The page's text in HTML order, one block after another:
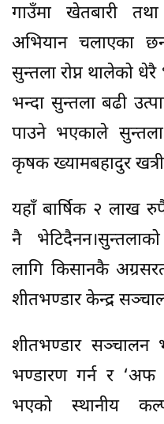
गाउँमा खेतबारी
अभियान चलाएका
सुन्तला रोप्न थालेको
भन्दा सुन्तला बढी
पाउने भएकाले
कृषक ख्यामबहादुर
यहाँ बार्षिक २ लाख
नै
लागि किसानकै
शीतभण्डार केन्द्र
शीतभण्डार सञ्चालन
भण्डारण गर्न र ‘अफ
भएको स्थानीय